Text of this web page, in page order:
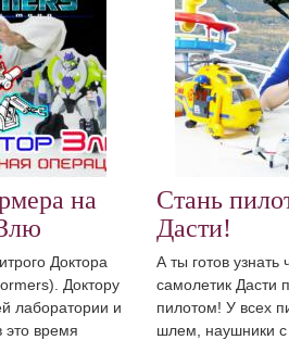
на
Доктора
Доктору
лаборатории и
это время
Стань
Дасти!
А ты готов
самолетик Дасти
пилотом! У всех
шлем, наушники